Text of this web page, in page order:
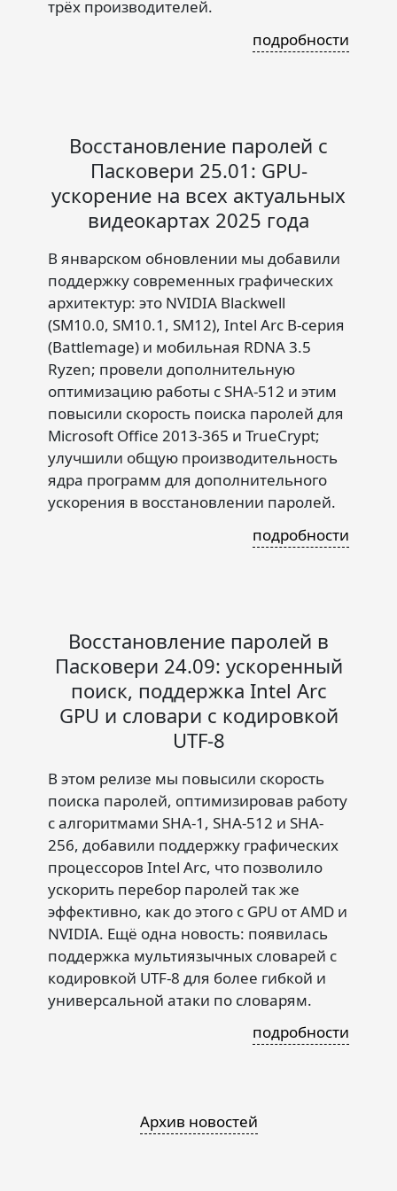
трёх производителей.
подробности
Восстановление паролей с
Пасковери 25.01: GPU-
ускорение на всех актуальных
видеокартах 2025 года
В январском обновлении мы добавили
поддержку современных графических
архитектур: это NVIDIA Blackwell
(SM10.0, SM10.1, SM12), Intel Arc B-серия
(Battlemage) и мобильная RDNA 3.5
Ryzen; провели дополнительную
оптимизацию работы с SHA-512 и этим
повысили скорость поиска паролей для
Microsoft Office 2013-365 и TrueCrypt;
улучшили общую производительность
ядра программ для дополнительного
ускорения в восстановлении паролей.
подробности
Восстановление паролей в
Пасковери 24.09: ускоренный
поиск, поддержка Intel Arc
GPU и словари с кодировкой
UTF-8
В этом релизе мы повысили скорость
поиска паролей, оптимизировав работу
с алгоритмами SHA-1, SHA-512 и SHA-
256, добавили поддержку графических
процессоров Intel Arc, что позволило
ускорить перебор паролей так же
эффективно, как до этого с GPU от AMD и
NVIDIA. Ещё одна новость: появилась
поддержка мультиязычных словарей с
кодировкой UTF-8 для более гибкой и
универсальной атаки по словарям.
подробности
Архив новостей